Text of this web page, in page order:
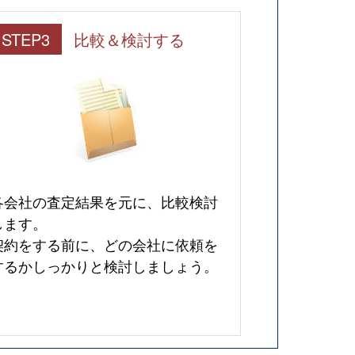
STEP3 比較＆検討する
会社の査定結果を元に、比較検討
す。
約をする前に、どの会社に依頼を
かしっかりと検討しましょう。